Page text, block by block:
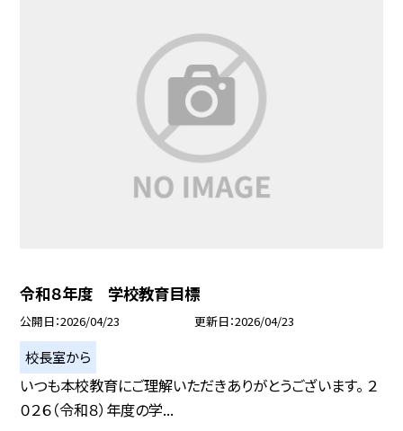
令和８年度 学校教育目標
公開日 2026/04/23 更新日 2026/04/23
校長室から
いつも本校教育にご理解いただきありがとうございます。 ２
０２６（令和８）年度の学...